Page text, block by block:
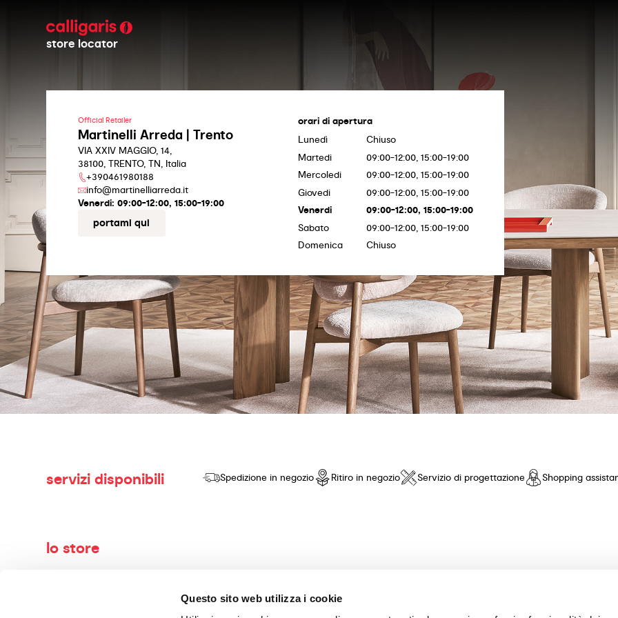
Questo sito web utilizza i cookie
store locator
Official Retailer
Martinelli Arreda | Trento
VIA XXIV MAGGIO, 14,
38100, TRENTO, TN, Italia
+390461980188
info@martinelliarreda.it
Venerdi: 09:00-12:00, 15:00-19:00
portami qui
orari di apertura
Lunedì
Chiuso
Martedi
09:00-12:00, 15:00-19:00
Mercoledi
09:00-12:00, 15:00-19:00
Giovedi
09:00-12:00, 15:00-19:00
Venerdi
09:00-12:00, 15:00-19:00
Sabato
09:00-12:00, 15:00-19:00
Domenica
Chiuso
servizi disponibili Spedizione in negozio Ritiro in negozio Servizio di progettazione Shopping
lo store
Benvenuti nel mondo di Calligaris, il tuo negozio di arredamento di fiducia! Offriamo una selezione esclusiva di mobili e accessori
vendere prodotti di alta qualità, design innovativo e comfort senza pari. Scopri le nostre collezioni di tavoli, sedie, letti, divani e